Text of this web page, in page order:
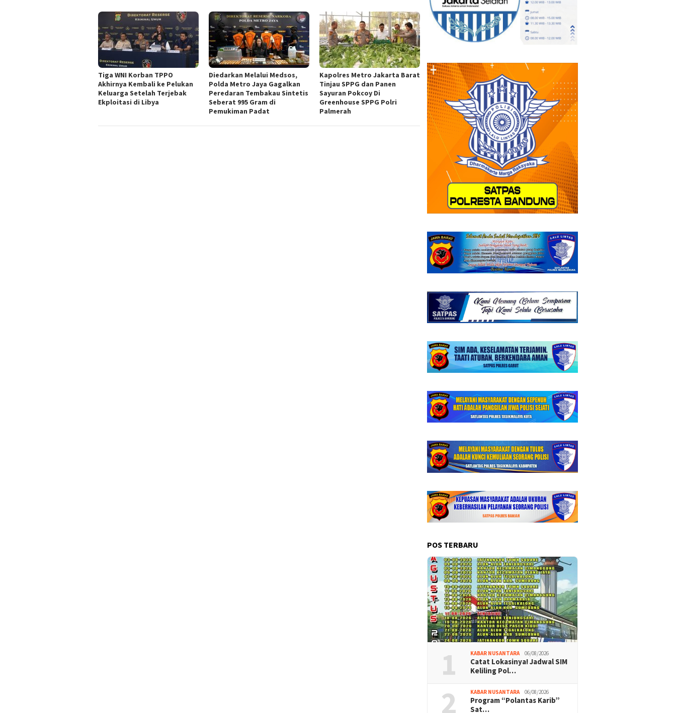
Tiga WNI Korban TPPO
Akhirnya Kembali ke Pelukan
Keluarga Setelah Terjebak
Ekploitasi di Libya
Diedarkan Melalui Medsos,
Polda Metro Jaya Gagalkan
Peredaran Tembakau Sintetis
Seberat 995 Gram di
Pemukiman Padat
Kapolres Metro Jakarta Barat
Tinjau SPPG dan Panen
Sayuran Pokcoy Di
Greenhouse SPPG Polri
Palmerah
POS TERBARU
1 KABAR NUSANTARA 06/08/2026
Catat Lokasinya! Jadwal SIM
Keliling Pol…
2 KABAR NUSANTARA 06/08/2026
Program “Polantas Karib”
Sat…